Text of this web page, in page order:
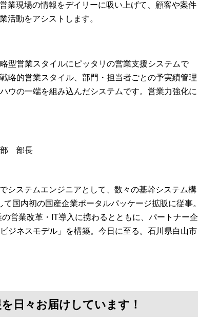
業現場の情報をデイリーに吸い上げて、顧客や案件
活動をアシストします。
型営業スタイルにピッタリの営業支援システムで
略的営業スタイル、部門・担当者ごとの予実績管理
ウの一端を組み込んだシステムです。営業力強化に
部 部長
システムエンジニアとして、数々の基幹システム構
国内初の国産企業ポータルパッケージ拡販に従事。
営業改革・IT導入に携わるとともに、パートナー企
ジネスモデル」を構築。今日に至る。石川県白山市
日々お届けしています！